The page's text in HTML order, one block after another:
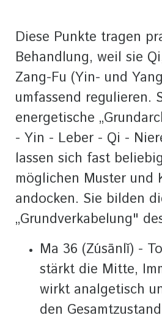
Diese Punkte tragen
Behandlung, weil sie
Zang-Fu (Yin- und
umfassend regulieren.
energetische
- Yin - Leber - Qi -
lassen sich fast
möglichen Muster und
andocken. Sie bilden
„Grundverkabelung"
Ma 36 (Zúsānlǐ) -
stärkt die Mitte,
wirkt analgetisch
den